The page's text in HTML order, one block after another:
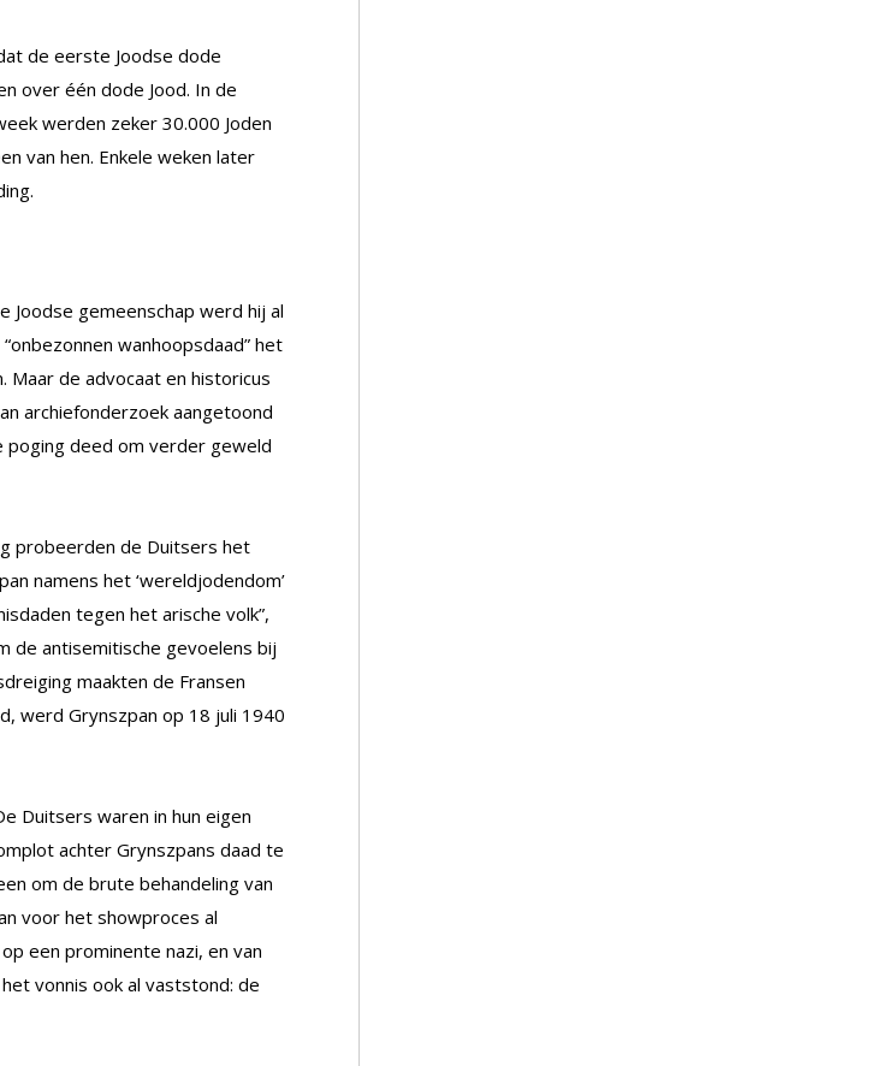
de eerste Joodse dode
over één dode Jood. In de
werden zeker 30.000 Joden
van hen. Enkele weken later
Joodse gemeenschap werd hij al
wanhoopsdaad” het
Maar de advocaat en historicus
archiefonderzoek aangetoond
deed om verder geweld
probeerden de Duitsers het
namens het ‘wereldjodendom’
tegen het arische volk”,
de antisemitische gevoelens bij
maakten de Fransen
werd Grynszpan op 18 juli 1940
Duitsers waren in hun eigen
achter Grynszpans daad te
om de brute behandeling van
voor het showproces al
een prominente nazi, en van
vonnis ook al vaststond: de